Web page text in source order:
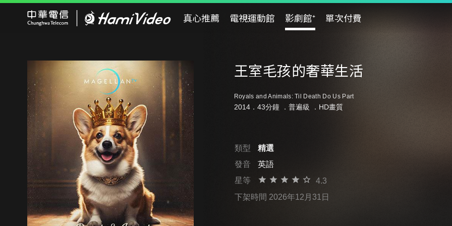
真心推薦 電視運動館 影劇館⁺ 單次付費
王室毛孩的奢華生活
Royals and Animals: Til Death Do Us Part
2014．43分鐘 ． 普遍級 ．HD畫質
類型
精選
發音
英語
星等
4.3
下架時間 2026年12月31日